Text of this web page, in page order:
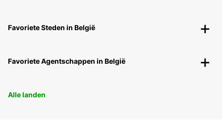
Favoriete Steden in België
Favoriete Agentschappen in België
Alle landen